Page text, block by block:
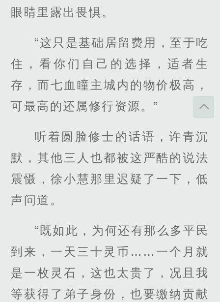
眼睛里露出畏惧。
“这只是基础居留费用，至于吃
住，看你们自己的选择，适者生
存，而七血瞳主城内的物价极高，
可最高的还属修行资源。”
听着圆脸修士的话语，许青沉
默，其他三人也都被这严酷的说法
震慑，徐小慧那里迟疑了一下，低
声问道。
“既如此，为何还有那么多平民
到来，一天三十灵币……一个月就
是一枚灵石，这也太贵了，况且我
等获得了弟子身份，也要缴纳贡献